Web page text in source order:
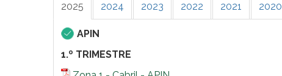
2025 2024 2023 2022 2021 2020
APIN
1.º TRIMESTRE